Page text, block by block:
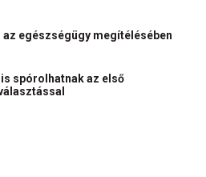
egészségügy megítélésében
spórolhatnak az első